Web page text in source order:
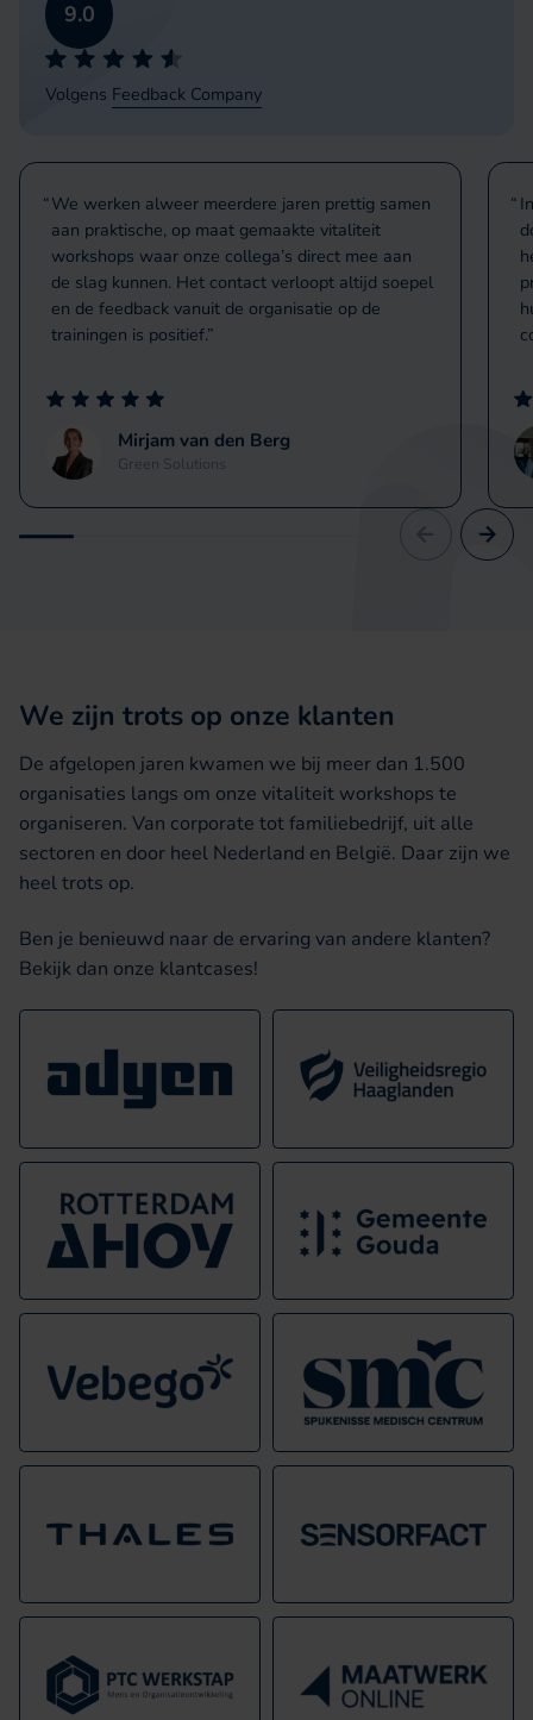
9.0
Volgens Feedback Company
We werken alweer meerdere jaren prettig samen
aan praktische, op maat gemaakte vitaliteit
workshops waar onze collega’s direct mee aan
de slag kunnen. Het contact verloopt altijd soepel
en de feedback vanuit de organisatie op de
trainingen is positief.
Mirjam van den Berg
Green Solutions
We zijn trots op onze klanten
De afgelopen jaren kwamen we bij meer dan 1.500
organisaties langs om onze vitaliteit workshops te
organiseren. Van corporate tot familiebedrijf, uit alle
sectoren en door heel Nederland en België. Daar zijn we
heel trots op.
Ben je benieuwd naar de ervaring van andere klanten?
Bekijk dan onze klantcases!